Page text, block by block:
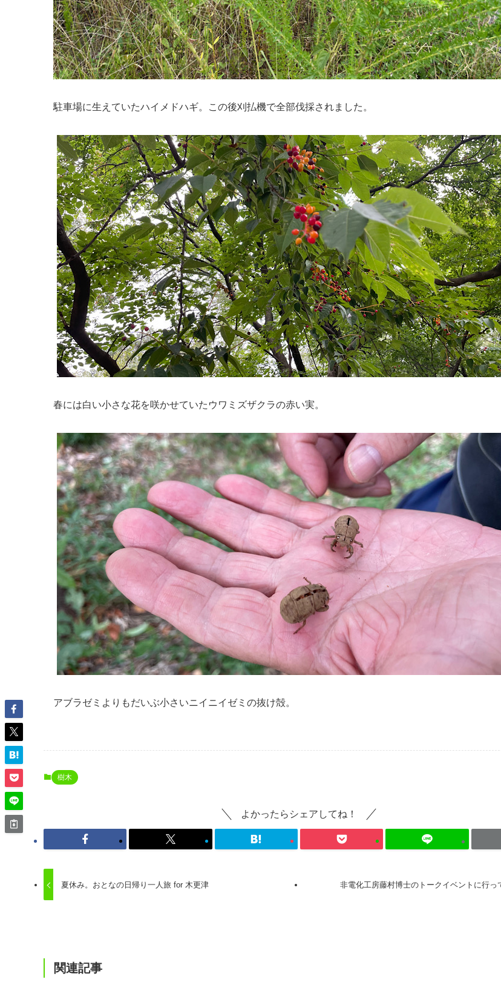
駐車場に生えていたハイメドハギ。この後刈払機で全部伐採されました。
春には白い小さな花を咲かせていたウワミズザクラの赤い実。
アブラゼミよりもだいぶ小さいニイニイゼミの抜け殻。
樹木
よかったらシェアしてね！
夏休み。おとなの日帰り一人旅 for 木更津 非電化工房藤村博士のトークイベントに行っ
関連記事